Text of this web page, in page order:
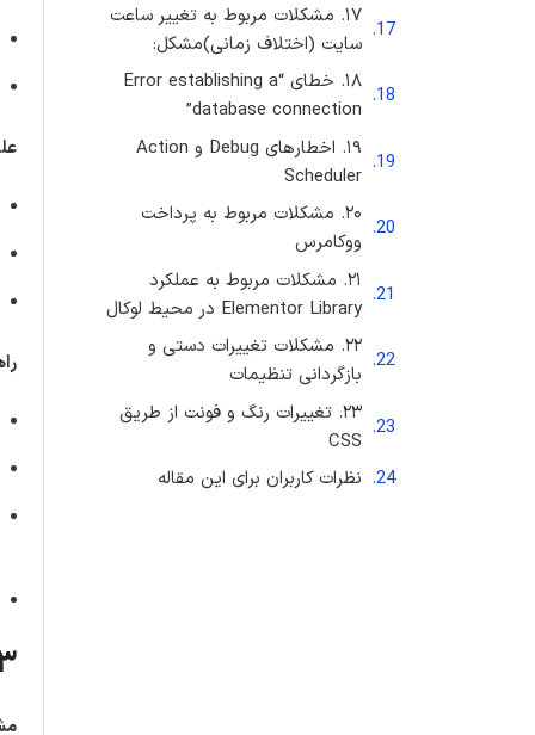
۱۷. مشکلات مربوط به تغییر ساعت
سایت (اختلاف زمانی)مشکل:
۱۸. خطای “Error establishing a
database connection”
۱۹. اخطارهای Debug و Action
Scheduler
۲۰. مشکلات مربوط به پرداخت
ووکامرس
۲۱. مشکلات مربوط به عملکرد
Elementor Library در محیط لوکال
۲۲. مشکلات تغییرات دستی و
بازگردانی تنظیمات
۲۳. تغییرات رنگ و فونت از طریق
CSS
نظرات کاربران برای این مقاله
۳. مشکلات ورود، بازیابی